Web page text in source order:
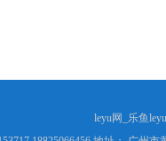
leyu网_乐鱼